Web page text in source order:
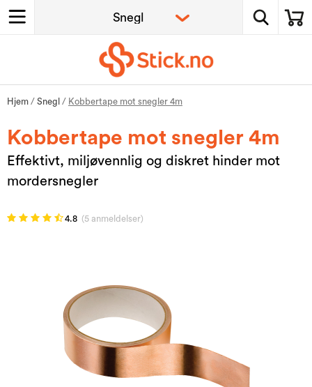
Hjem / Snegl / Kobbertape mot snegler 4m
Kobbertape mot snegler 4m
Effektivt, miljøvennlig og diskret hinder mot
mordersnegler
4.8 (5 anmeldelser)